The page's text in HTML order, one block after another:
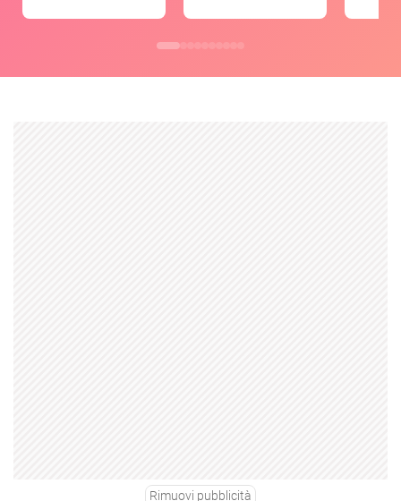
Rimuovi pubblicità